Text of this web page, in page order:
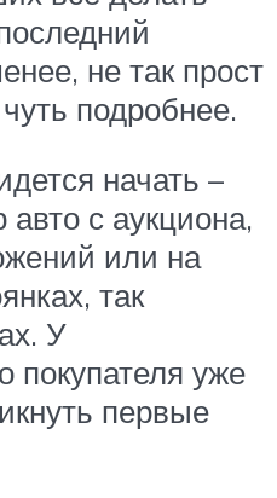
не так прост
подробнее.
начать –
с аукциона,
или на
так
У
покупателя уже
первые